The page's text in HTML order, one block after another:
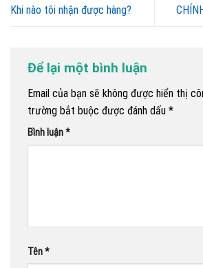
Khi nào tôi nhận được hàng?
Để lại một bình luận
Email của bạn sẽ không được hiển thị
trường bắt buộc được đánh dấu *
Bình luận*
Tên*